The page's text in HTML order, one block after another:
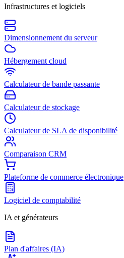
Infrastructures et logiciels
Dimensionnement du serveur
Hébergement cloud
Calculateur de bande passante
Calculateur de stockage
Calculateur de SLA de disponibilité
Comparaison CRM
Plateforme de commerce électronique
Logiciel de comptabilité
IA et générateurs
Plan d'affaires (IA)